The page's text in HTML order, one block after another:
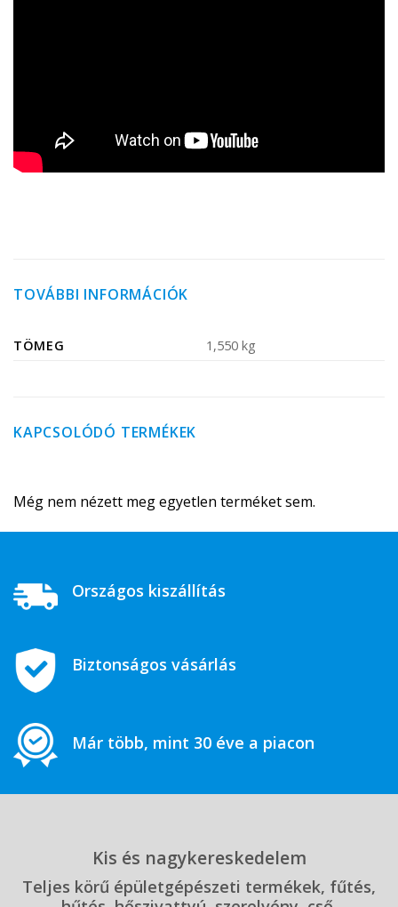
TOVÁBBI INFORMÁCIÓK
TÖMEG 1,550 kg
KAPCSOLÓDÓ TERMÉKEK
Még nem nézett meg egyetlen terméket sem.
Országos kiszállítás
Biztonságos vásárlás
Már több, mint 30 éve a piacon
Kis és nagykereskedelem
Teljes körű épületgépészeti termékek, fűtés,